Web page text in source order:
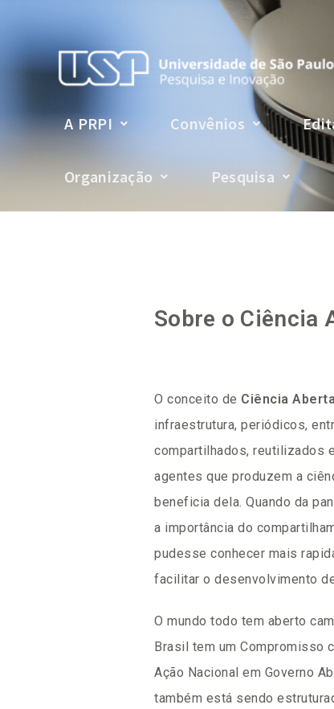
A PRPI Convênios
Organização Pesquisa
Sobre o Ciência
O conceito de Ciência
infraestrutura, periódicos,
compartilhados, reutilizados
agentes que produzem a
beneficia dela. Quando da
a importância do
pudesse conhecer mais
facilitar o desenvolvimento
O mundo todo tem aberto
Brasil tem um Compromisso
Ação Nacional em Governo
também está sendo